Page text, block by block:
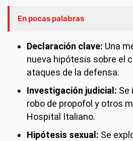
En pocas palabras
Declaración clave: Una
nueva hipótesis sobre el
ataques de la defensa.
Investigación judicial: Se
robo de propofol y otros
Hospital Italiano.
Hipótesis sexual: Se